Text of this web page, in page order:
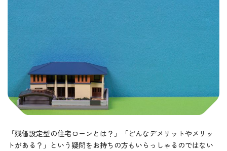
「残価設定型の住宅ローンとは？」「どんなデメリットやメリッ
トがある？」という疑問をお持ちの方もいらっしゃるのではない